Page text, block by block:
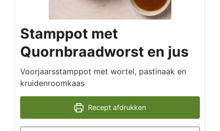
Stamppot met
Quornbraadworst en jus
Voorjaarsstamppot met wortel, pastinaak en
kruidenroomkaas
Recept afdrukken